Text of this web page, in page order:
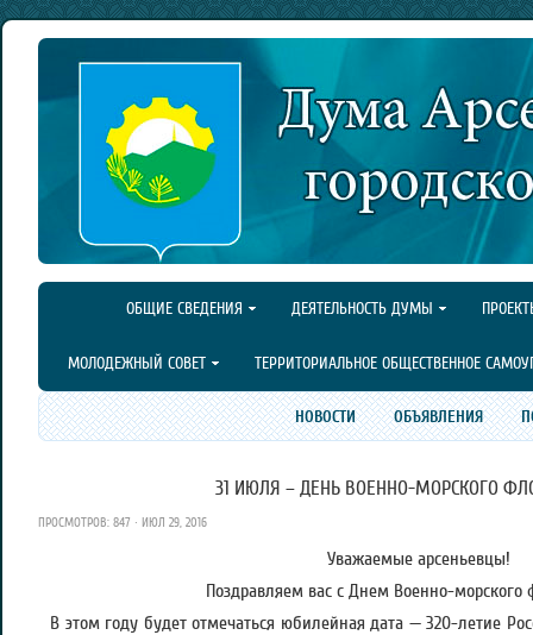
ОБЩИЕ СВЕДЕНИЯ ДЕЯТЕЛЬНОСТЬ ДУМЫ
МОЛОДЕЖНЫЙ СОВЕТ ТЕРРИТОРИАЛЬНОЕ ОБЩЕСТВЕННОЕ
НОВОСТИ ОБЪЯВЛЕНИЯ
31 ИЮЛЯ – ДЕНЬ ВОЕННО-МОРСКОГО
ПРОСМОТРОВ: 847 · ИЮЛ 29, 2016
Уважаемые арсеньевцы!
Поздравляем вас с Днем Военно-морского
В этом году будет отмечаться юбилейная дата — 320-летие